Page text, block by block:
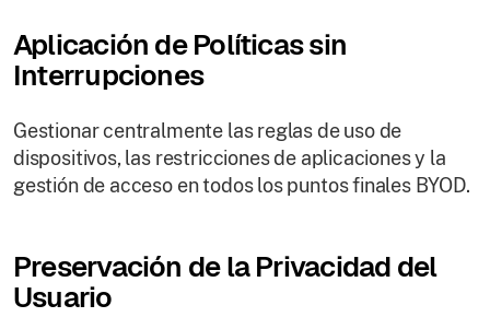
Aplicación de Políticas sin
Interrupciones
Gestionar centralmente las reglas de uso de
dispositivos, las restricciones de aplicaciones y la
gestión de acceso en todos los puntos finales BYOD.
Preservación de la Privacidad del
Usuario